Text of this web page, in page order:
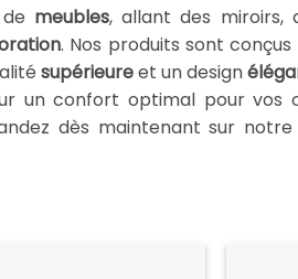
meubles, allant des miroirs,
. Nos produits sont
supérieureet un design
un confort optimal pour vos
dès maintenant sur